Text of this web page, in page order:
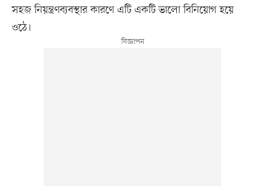
সহজ নিয়ন্ত্রণব্যবস্থার কারণে এটি একটি ভালো বিনিয়োগ হয়ে
ওঠে।